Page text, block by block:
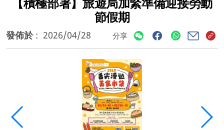
節假期
發佈於 : 2026/04/28 分享